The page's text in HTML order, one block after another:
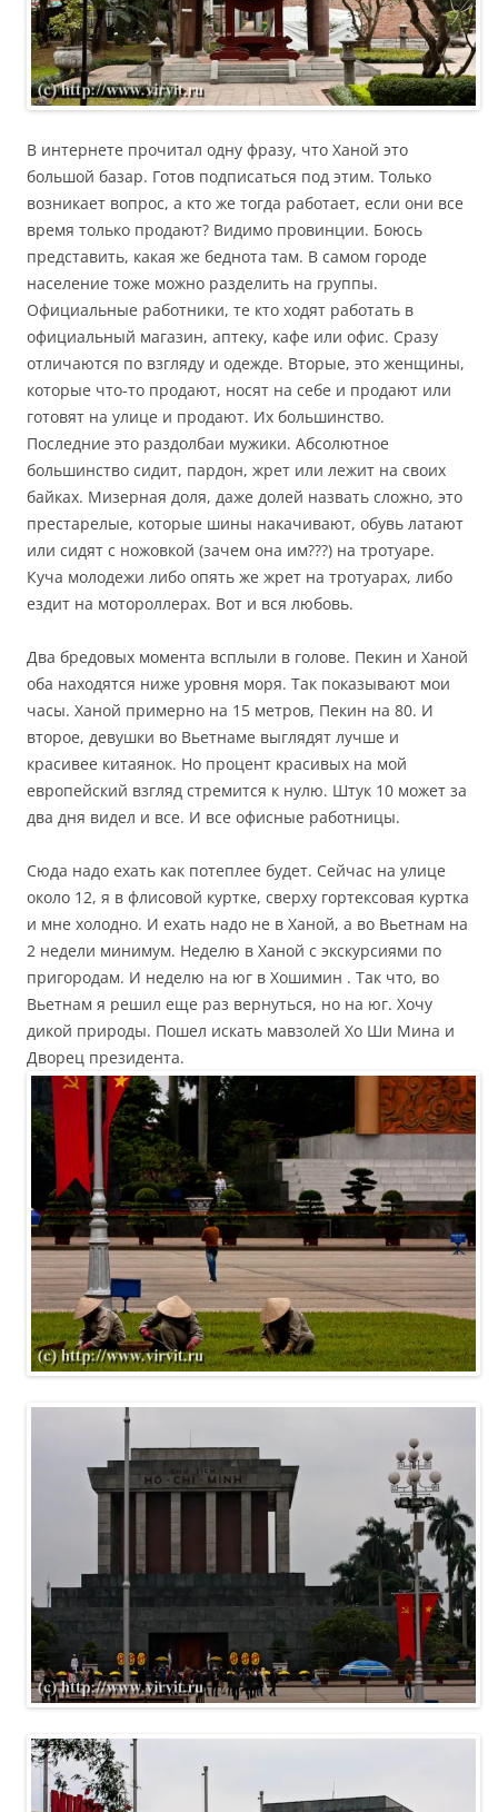
В интернете прочитал одну фразу, что Ханой это
большой базар. Готов подписаться под этим. Только
возникает вопрос, а кто же тогда работает, если они все
время только продают? Видимо провинции. Боюсь
представить, какая же беднота там. В самом городе
население тоже можно разделить на группы.
Официальные работники, те кто ходят работать в
официальный магазин, аптеку, кафе или офис. Сразу
отличаются по взгляду и одежде. Вторые, это женщины,
которые что-то продают, носят на себе и продают или
готовят на улице и продают. Их большинство.
Последние это раздолбаи мужики. Абсолютное
большинство сидит, пардон, жрет или лежит на своих
байках. Мизерная доля, даже долей назвать сложно, это
престарелые, которые шины накачивают, обувь латают
или сидят с ножовкой (зачем она им???) на тротуаре.
Куча молодежи либо опять же жрет на тротуарах, либо
ездит на мотороллерах. Вот и вся любовь.
Два бредовых момента всплыли в голове. Пекин и Ханой
оба находятся ниже уровня моря. Так показывают мои
часы. Ханой примерно на 15 метров, Пекин на 80. И
второе, девушки во Вьетнаме выглядят лучше и
красивее китаянок. Но процент красивых на мой
европейский взгляд стремится к нулю. Штук 10 может за
два дня видел и все. И все офисные работницы.
Сюда надо ехать как потеплее будет. Сейчас на улице
около 12, я в флисовой куртке, сверху гортексовая куртка
и мне холодно. И ехать надо не в Ханой, а во Вьетнам на
2 недели минимум. Неделю в Ханой с экскурсиями по
пригородам. И неделю на юг в Хошимин . Так что, во
Вьетнам я решил еще раз вернуться, но на юг. Хочу
дикой природы. Пошел искать мавзолей Хо Ши Мина и
Дворец президента.